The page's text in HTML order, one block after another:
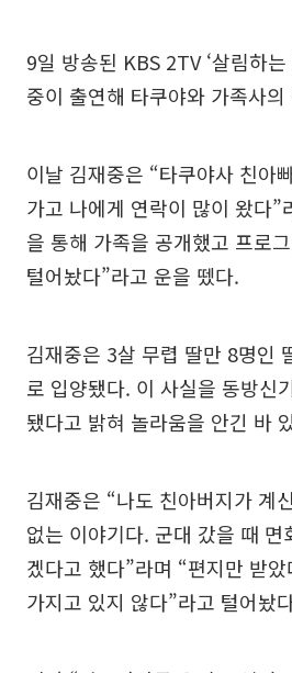
9일 방송된 KBS 2TV ‘살림하
중이 출연해 타쿠야와 가족사
이날 김재중은 “타쿠야사 친아
가고 나에게 연락이 많이 왔다”
을 통해 가족을 공개했고 프로
털어놨다”라고 운을 뗐다.
김재중은 3살 무렵 딸만 8명인
로 입양됐다. 이 사실을 동방신
됐다고 밝혀 놀라움을 안긴 바
김재중은 “나도 친아버지가 계
없는 이야기다. 군대 갔을 때
겠다고 했다”라며 “편지만 받
가지고 있지 않다”라고 털어놨